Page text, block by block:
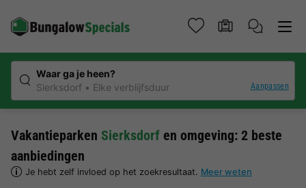
Waar ga je heen?
Sierksdorf
Elke verblijfsduur Aanpassen
Vakantieparken Sierksdorf en omgeving: 2 beste
aanbiedingen
Je hebt zelf invloed op het zoekresultaat. Meer weten